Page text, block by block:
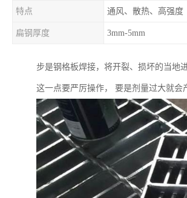
特点 通风、散热、高强度
扁钢厚度 3mm-5mm
步是钢格板焊接，将开裂、损坏的当地
这一点要严厉操作， 要是剂量过大就会